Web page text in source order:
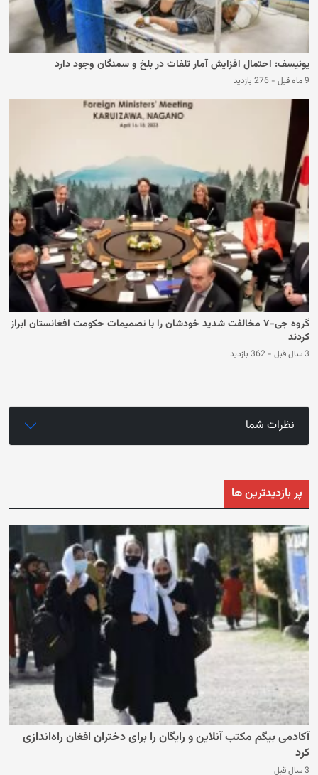
یونیسف: احتمال افزایش آمار تلفات در بلخ و سمنگان وجود دارد
9 ماه قبل - 276 بازدید
گروه‌ جی‌-۷ مخالفت شدید خودشان را با تصمیمات حکومت افغانستان ابراز
کردند
3 سال قبل - 362 بازدید
نظرات شما
پر بازدیدترین ها
آکادمی بیگم مکتب آنلاین و رایگان را برای دختران افغان راه‌اندازی
کرد
3 سال قبل